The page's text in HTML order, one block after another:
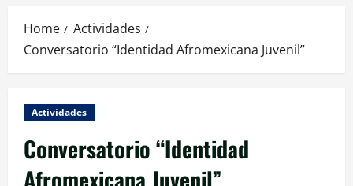
Home
Actividades
Conversatorio “Identidad Afromexicana Juvenil”
Actividades
Conversatorio “Identidad